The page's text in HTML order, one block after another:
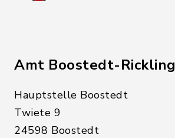
Amt Boostedt-Rickling
Hauptstelle Boostedt
Twiete 9
24598 Boostedt